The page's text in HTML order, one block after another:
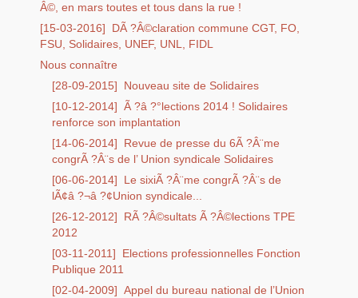
Â©, en mars toutes et tous dans la rue !
[15-03-2016]
DÃ ?Â©claration commune CGT, FO,
FSU, Solidaires, UNEF, UNL, FIDL
Nous connaître
[28-09-2015]
Nouveau site de Solidaires
[10-12-2014] Ã ?â ?°lections 2014 ! Solidaires
renforce son implantation
[14-06-2014]
Revue de presse du 6Ã ?Â¨me
congrÃ ?Â¨s de l’ Union syndicale Solidaires
[06-06-2014]
Le sixiÃ ?Â¨me congrÃ ?Â¨s de
lÃ¢â ?¬â ?¢Union syndicale...
[26-12-2012]
RÃ ?Â©sultats Ã ?Â©lections TPE
2012
[03-11-2011]
Elections professionnelles Fonction
Publique 2011
[02-04-2009] Appel du bureau national de l’Union